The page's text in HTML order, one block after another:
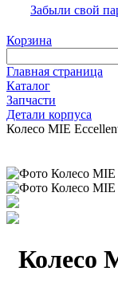
Забыли свой
Корзина
Главная страница
Каталог
Запчасти
Детали корпуса
Колесо MIE
Колесо